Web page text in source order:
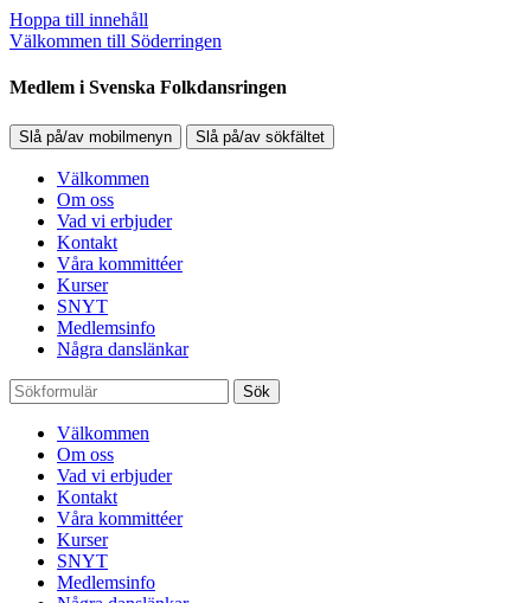
Hoppa till innehåll
Välkommen till Söderringen
Medlem i Svenska Folkdansringen
Slå på/av mobilmenyn Slå på/av sökfältet
Välkommen
Om oss
Vad vi erbjuder
Kontakt
Våra kommittéer
Kurser
SNYT
Medlemsinfo
Några danslänkar
Sök
Välkommen
Om oss
Vad vi erbjuder
Kontakt
Våra kommittéer
Kurser
SNYT
Medlemsinfo